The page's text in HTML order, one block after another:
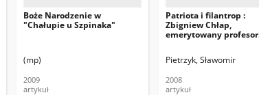
Boże Narodzenie w
"Chałupie u Szpinaka"
(mp)
2009
artykuł
Patriota i filantrop :
Zbigniew Chłap,
emerytowany profesor
Pietrzyk, Sławomir
2008
artykuł